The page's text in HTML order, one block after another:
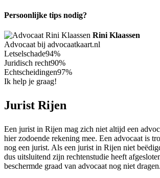
Persoonlijke tips nodig?
Rini Klaassen
Advocaat bij advocaatkaart.nl
Letselschade94%
Juridisch recht90%
Echtscheidingen97%
Ik help je graag!
Jurist Rijen
Een jurist in Rijen mag zich niet altijd een
hier zodoende rekening mee. Een advocaat is
nog een jurist. Als een jurist in Rijen niet
dus uitsluitend zijn rechtenstudie heeft
beschermde graad van advocaat nog niet dragen.